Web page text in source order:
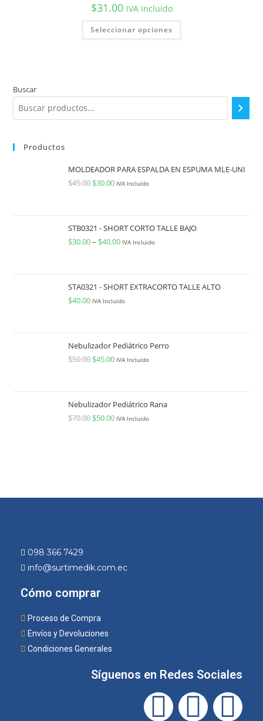
$31.00 IVA Incluido
Seleccionar opciones
Buscar
Productos
MOLDEADOR PARA ESPALDA EN ESPUMA MLE-UNI
$45.00 $30.00 IVA Incluido
STB0321 - SHORT CORTO TALLE BAJO
$30.00– $40.00 IVA Incluido
STA0321 - SHORT EXTRACORTO TALLE ALTO
$40.00 IVA Incluido
Nebulizador Pediátrico Perro
$50.00 $45.00 IVA Incluido
Nebulizador Pediátrico Rana
$70.00 $50.00 IVA Incluido
098 366 7429
info@surtimedik.com.ec
Cómo comprar
Proceso de Compra
Envíos y Devoluciones
Condiciones Generales
Síguenos en Redes Sociales